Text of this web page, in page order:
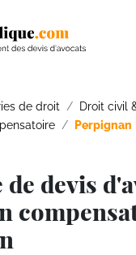
de droit
Droit civil
Perpignan
de devis